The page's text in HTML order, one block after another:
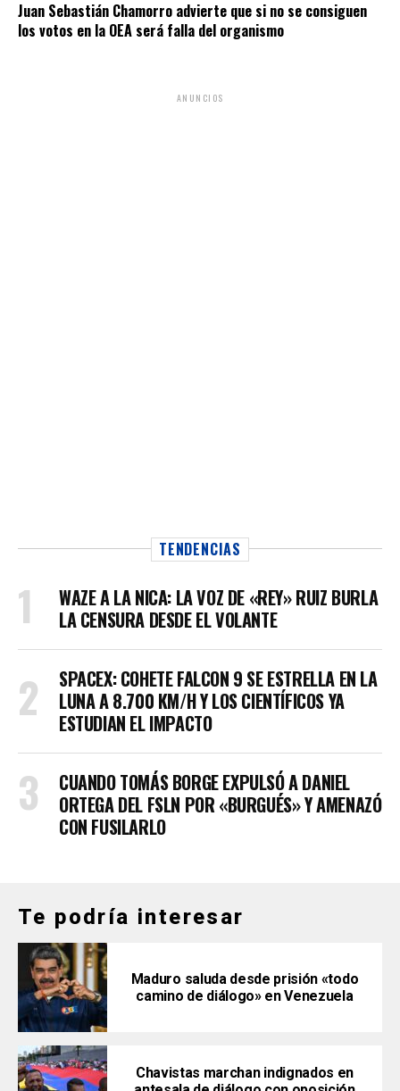
Juan Sebastián Chamorro advierte que si no se consiguen
los votos en la OEA será falla del organismo
ANUNCIOS
TENDENCIAS
WAZE A LA NICA: LA VOZ DE «REY» RUIZ BURLA
LA CENSURA DESDE EL VOLANTE
SPACEX: COHETE FALCON 9 SE ESTRELLA EN LA
LUNA A 8.700 KM/H Y LOS CIENTÍFICOS YA
ESTUDIAN EL IMPACTO
CUANDO TOMÁS BORGE EXPULSÓ A DANIEL
ORTEGA DEL FSLN POR «BURGUÉS» Y AMENAZÓ
CON FUSILARLO
Te podría interesar
Maduro saluda desde prisión «todo
camino de diálogo» en Venezuela
Chavistas marchan indignados en